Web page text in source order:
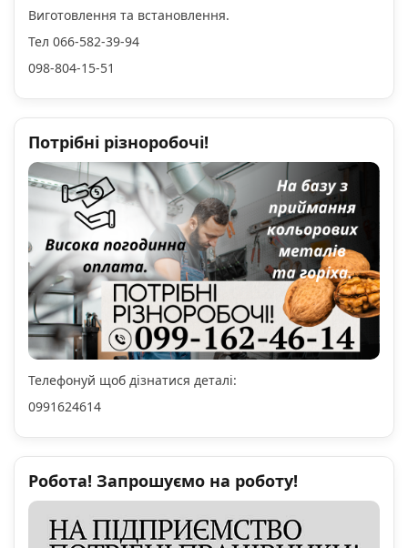
Виготовлення та встановлення.
Тел 066-582-39-94
098-804-15-51
Потрібні різноробочі!
Телефонуй щоб дізнатися деталі:
0991624614
Робота! Запрошуємо на роботу!